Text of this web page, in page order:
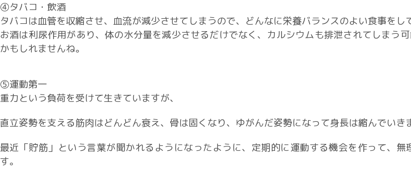
④タバコ・飲酒
タバコは血管を収縮させ、血流が減少させてしまうので、どんなに栄養バランスのよい食事をし
お酒は利尿作用があり、体の水分量を減少させるだけでなく、カルシウムも排泄されてしまう
かもしれませんね。
⑤運動第一
重力という負荷を受けて生きていますが、
直立姿勢を支える筋肉はどんどん衰え、 骨は固くなり、ゆがんだ姿勢になって身長は縮んでいき
最近「貯筋」という言葉が聞かれるようになったように、定期的に運動する機会を作って、
す。